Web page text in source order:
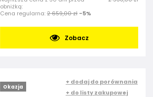
obniżką:
Cena regularna:2 659,00 zł -5%
Zobacz
Okazja
+ dodaj do porównania
+ do listy zakupowej